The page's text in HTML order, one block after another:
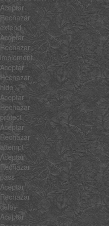
Aceptar
Rechazar
extend
Aceptar
Rechazar
implement
Aceptar
Rechazar
hide
Aceptar
Rechazar
protect
Aceptar
Rechazar
attempt
Aceptar
Rechazar
pass
Aceptar
Rechazar
delay
Aceptar